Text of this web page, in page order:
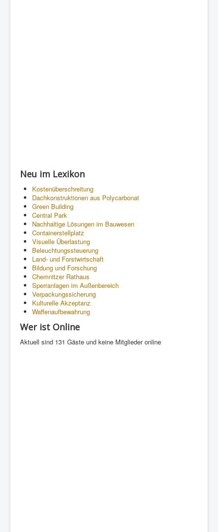
Neu im Lexikon
Kostenüberschreitung
Dachkonstruktionen aus Polycarbonat
Green Building
Central Park
Nachhaltige Lösungen im Bauwesen
Containerstellplatz
Visuelle Überlastung
Beleuchtungssteuerung
Land- und Forstwirtschaft
Bildung und Forschung
Chemnitzer Rathaus
Sperranlagen im Außenbereich
Verpackungssicherung
Kulturelle Akzeptanz
Waffenaufbewahrung
Wer ist Online
Aktuell sind 131 Gäste und keine Mitglieder online